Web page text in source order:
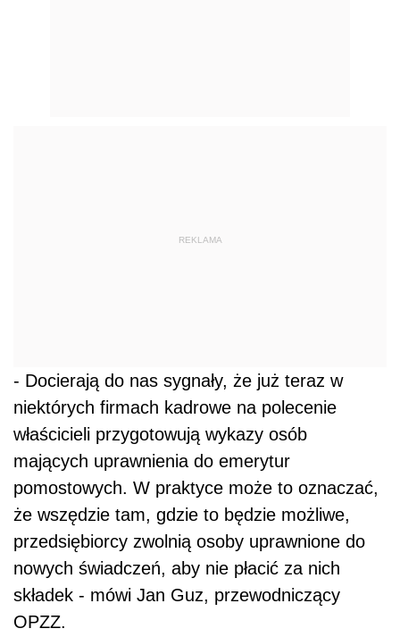
REKLAMA
- Docierają do nas sygnały, że już teraz w
niektórych firmach kadrowe na polecenie
właścicieli przygotowują wykazy osób
mających uprawnienia do emerytur
pomostowych. W praktyce może to oznaczać,
że wszędzie tam, gdzie to będzie możliwe,
przedsiębiorcy zwolnią osoby uprawnione do
nowych świadczeń, aby nie płacić za nich
składek - mówi Jan Guz, przewodniczący
OPZZ.